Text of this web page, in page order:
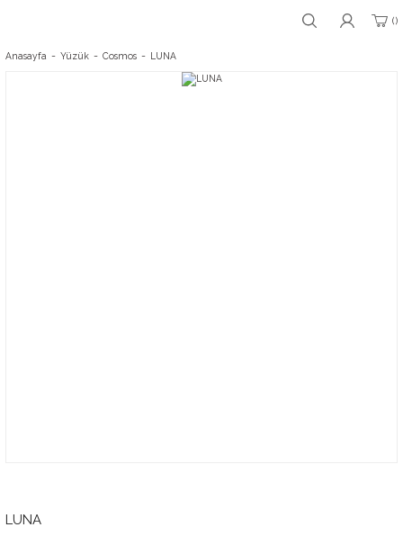
Anasayfa Yüzük Cosmos LUNA
LUNA